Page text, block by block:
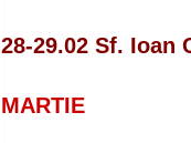
28-29.02 Sf. Ioan
MARTIE